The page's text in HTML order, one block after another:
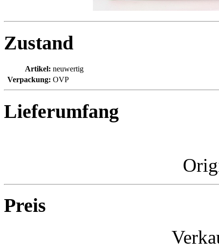
Zustand
Artikel: neuwertig
Verpackung: OVP
Lieferumfang
Preis